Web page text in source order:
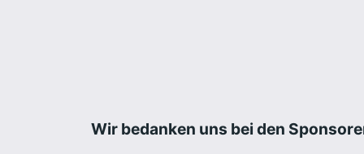
Wir bedanken uns bei den